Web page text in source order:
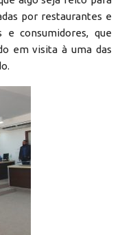
por restaurantes e
e consumidores, que
em visita à uma das